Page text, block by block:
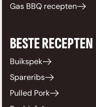
Gas BBQ recepten
BESTE RECEPTEN
Buikspek
Spareribs
Pulled Pork